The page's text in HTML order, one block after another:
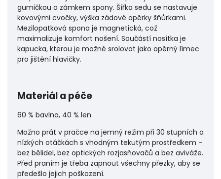
gumičkou a zámkem spony. Šířka sedu se nastavuje
kovovými cvočky, výška zádové opěrky šňůrkami.
Mezilopatková spona je magnetická, což
maximalizuje komfort nošení. Součástí nosítka je
kapucka, kterou je možné srolovat jako opěrný límec
pro jištění hlavičky.
Materiál a péče
60 % bavlna, 40 % len
Možno prát v pračce na jemný režim při 30 stupních a
nízkých otáčkách s vhodným tekutým prostředkem -
bez bělidel, bez optických rozjasňovačů a bez aviváže.
Před praním je třeba zapnout všechny přezky, aby se
předešlo jejich poškození.